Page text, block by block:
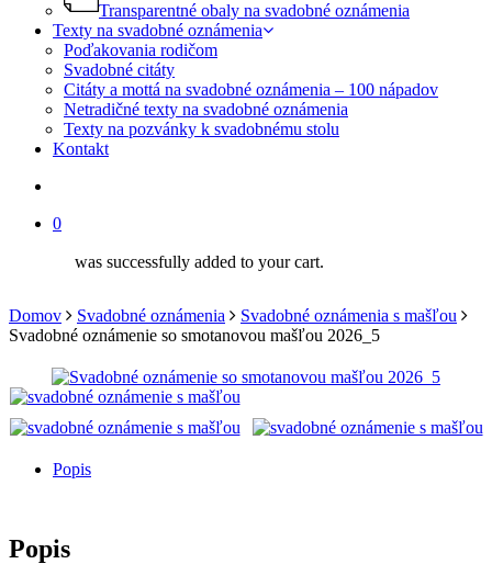
Transparentné obaly na svadobné oznámenia
Texty na svadobné oznámenia
Poďakovania rodičom
Svadobné citáty
Citáty a mottá na svadobné oznámenia – 100 nápadov
Netradičné texty na svadobné oznámenia
Texty na pozvánky k svadobnému stolu
Kontakt
0
was successfully added to your cart.
Domov Svadobné oznámenia
Svadobné oznámenia s mašľou
Svadobné oznámenie so smotanovou mašľou 2026_5
Popis
Popis